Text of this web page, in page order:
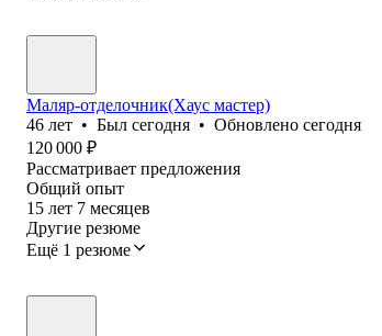
Маляр-отделочник(Хаус мастер)
46 лет • Был сегодня • Обновлено сегодня
120 000 ₽
Рассматривает предложения
Общий опыт
15 лет 7 месяцев
Другие резюме
Ещё 1 резюме